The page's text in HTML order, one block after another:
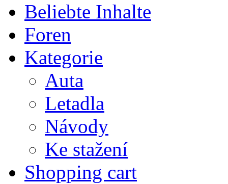
Beliebte Inhalte
Foren
Kategorie
Auta
Letadla
Návody
Ke stažení
Shopping cart